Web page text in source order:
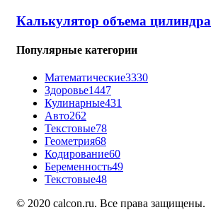
Калькулятор объема цилиндра
Популярные категории
Математические3330
Здоровье1447
Кулинарные431
Авто262
Текстовые78
Геометрия68
Кодирование60
Беременность49
Текстовые48
© 2020 calcon.ru. Все права защищены.